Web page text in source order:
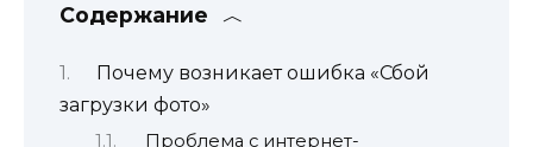
Содержание
Почему возникает ошибка «Сбой
загрузки фото»
Проблема с интернет-